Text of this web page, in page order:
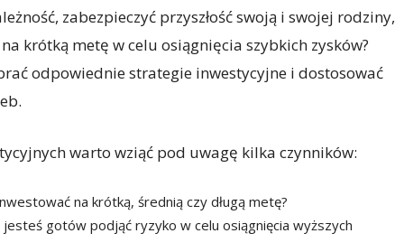
zabezpieczyć przyszłość swoją i swojej rodziny,
krótką metę w celu osiągnięcia szybkich zysków?
odpowiednie strategie inwestycyjne i dostosować
warto wziąć pod uwagę kilka czynników:
na krótką, średnią czy długą metę?
gotów podjąć ryzyko w celu osiągnięcia wyższych